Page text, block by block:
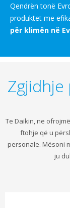
Qendrën tonë
produktet me
për klimën në
Zgjidhje
Te Daikin, ne
ftohje që u
personale. Mësoni
ju